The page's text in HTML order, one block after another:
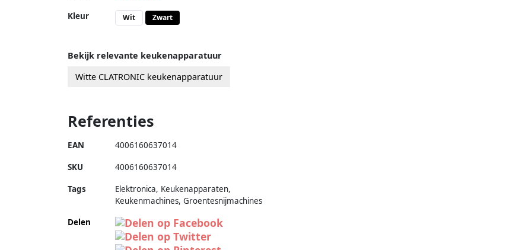
Kleur Wit Zwart
Bekijk relevante keukenapparatuur
Witte CLATRONIC keukenapparatuur
Referenties
EAN 4006160637014
SKU 4006160637014
Tags
Elektronica, Keukenapparaten,
Keukenmachines, Groentesnijmachines
Delen